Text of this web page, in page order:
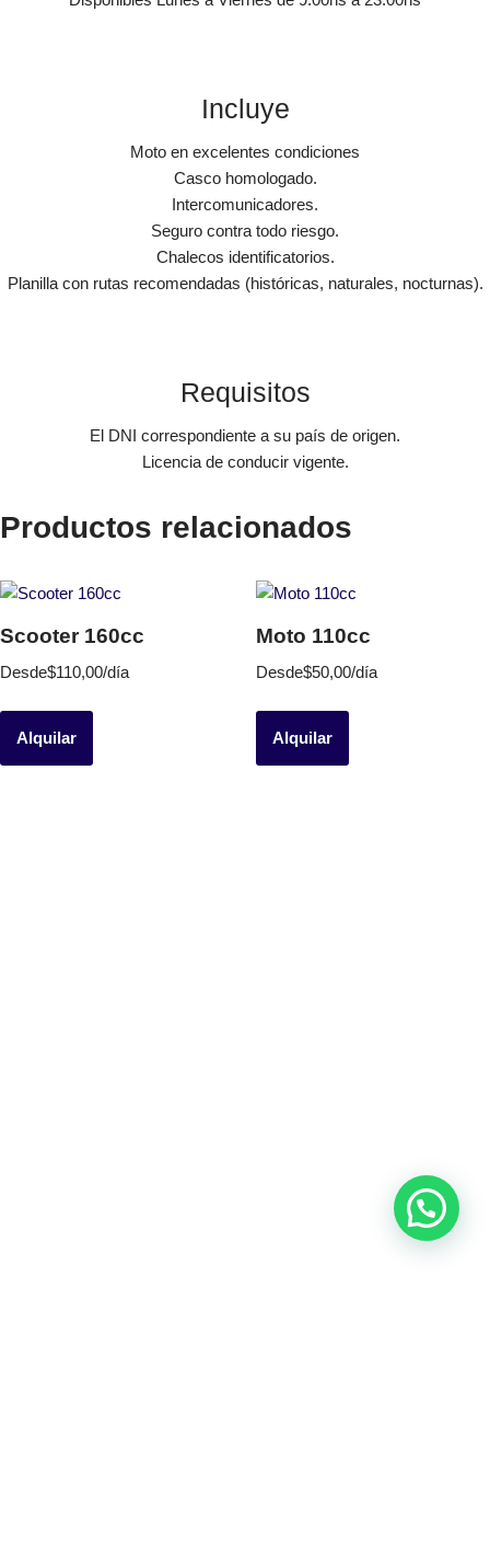
Incluye
Moto en excelentes condiciones
Casco homologado.
Intercomunicadores.
Seguro contra todo riesgo.
Chalecos identificatorios.
Planilla con rutas recomendadas (históricas, naturales, nocturnas).
Requisitos
El DNI correspondiente a su país de origen.
Licencia de conducir vigente.
Productos relacionados
Scooter 160cc
Desde$110,00/día
Alquilar
Moto 110cc
Desde$50,00/día
Alquilar